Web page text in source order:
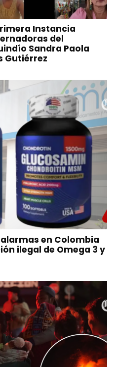
Instancia
del
Sandra Paola
Gutiérrez
en Colombia
ilegal de Omega 3 y